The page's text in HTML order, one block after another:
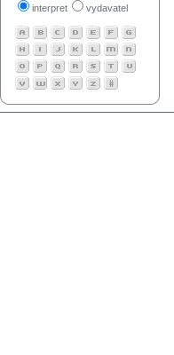
interpret vydavatel